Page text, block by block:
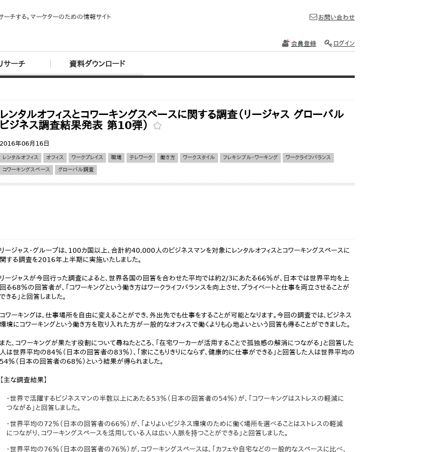
ーチする。マーケターのための情報サイト
サーチ 資料ダウンロード
お問い合わせ
会員登録 ログイン
レンタルオフィスとコワーキングスペースに関する調査（リージャス グローバル
ビジネス調査結果発表 第10弾）
2016年06月16日
レンタルオフィス オフィス ワークプレイス 職場 テレワーク 働き方 ワークスタイル フレキシブル・ワーキング
ワークライフバランス
コワーキングスペース
グローバル調査
リージャス・グループは、100カ国以上、合計約40,000人のビジネスマンを対象にレンタルオフィスとコワーキングスペースに
関する調査を2016年上半期に実施いたしました。
リージャスが今回行った調査によると、世界各国の回答を合わせた平均では約2/3にあたる66％が、日本では世界平均を上
回る68％の回答者が、「コワーキングという働き方はワークライフバランスを向上させ、プライベートと仕事を両立させることが
できる」と回答しました。
コワーキングは、仕事場所を自由に変えることができ、外出先でも仕事をすることが可能となります。今回の調査では、ビジネス
環境にコワーキングという働き方を取り入れた方が一般的なオフィスで働くよりも心地よいという回答も得ることができました。
また、コワーキングが果たす役割について尋ねたところ、「在宅ワーカーが活用することで孤独感の解消につながる」と回答した
人は世界平均の84％（日本の回答者の83％）、「家にこもりきりにならず、健康的に仕事ができる」と回答した人は世界平均の
54％（日本の回答者の68％）という結果が得られました。
【主な調査結果】
・世界で活躍するビジネスマンの半数以上にあたる53％（日本の回答者の54％）が、「コワーキングはストレスの軽減に
つながる」と回答しました。
・世界平均の72％（日本の回答者の66％）が、「よりよいビジネス環境のために働く場所を選べることはストレスの軽減
につながり、コワーキングスペースを活用している人は広い人脈を持つことができる」と回答しました。
・世界平均の76％（日本の回答者の76％）が、コワーキングスペースは、「カフェや自宅などの一般的なスペースに比べ、